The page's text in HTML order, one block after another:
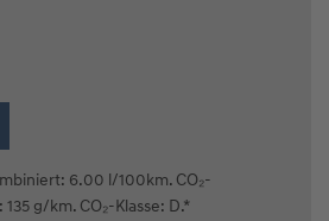
6.00 l/100km. CO₂-
g/km. CO₂-Klasse: D.*